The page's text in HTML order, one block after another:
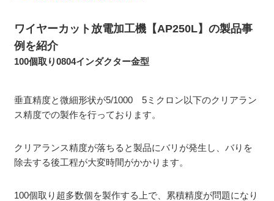
ワイヤーカット放電加工機【AP250L】の製品事
例を紹介
100個取り0804インダクター金型
垂直精度と微細形状が5/1000 5ミクロン以下のクリアラン
ス精度での製作を行っております。
クリアランス精度が落ちると製品にバリが発生し、バりを
除去する後工程が大変時間がかかります。
100個取り超多数個を製作する上で、累積精度が問題になり